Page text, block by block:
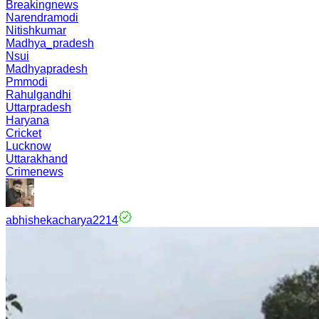
Breakingnews
Narendramodi
Nitishkumar
Madhya_pradesh
Nsui
Madhyapradesh
Pmmodi
Rahulgandhi
Uttarpradesh
Haryana
Cricket
Lucknow
Uttarakhand
Crimenews
abhishekacharya2214